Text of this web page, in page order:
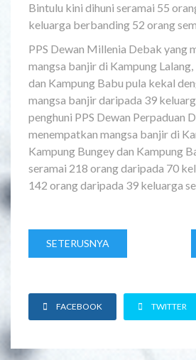
Bintulu kini dihuni seramai 55
keluarga berbanding 52 orang
PPS Dewan Millenia Debak yang
mangsa banjir di Kampung
dan Kampung Babu pula kekal
mangsa banjir daripada 39
penghuni PPS Dewan Perpaduan
menempatkan mangsa banjir di
Kampung Bungey dan Kampung
seramai 218 orang daripada 70
142 orang daripada 39 keluarga
SETERUSNYA
FACEBOOK TWITTER